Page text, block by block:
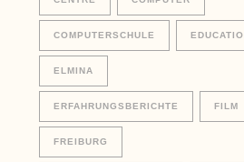
COMPUTERSCHULE
ELMINA
ERFAHRUNGSBERICHTE FILM
FREIBURG